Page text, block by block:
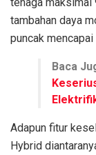
tambahan daya
puncak
Baca
Adapun fitur
Hybrid